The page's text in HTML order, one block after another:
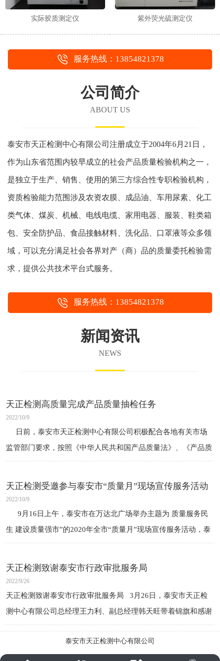
实际胶质测定仪 紫外荧光硫测定仪
服务热线：13854821378
公司简介
ABOUT US
泰安市天正检测中心有限公司注册成立于2004年6月21日，
作为山东省范围内较早成立的社会产品质量检验机构之一，
是独立于生产、销售、使用的第三方综合性专职检验机构，
资质检验能力范围涉及农资农膜、成品油、车用尿素、化工
类气体、煤炭、机械、电线电缆、家用电器、服装、鞋类箱
包、安全防护品、食品接触材料、洗化品、口罩液等众多领
域，可以充分满足社会各界对产（商）品的质量委托检验需
求，提供公共技术平台式服务。
服务热线：13854821378
新闻资讯
NEWS
天正检测高质量完成产品质量抽检任务
2022/10/9
日前，泰安市天正检测中心有限公司积极配合各地有关市场
监管部门要求，按照《中华人民共和国产品质量法》、《产品质
量监督抽查管理暂行办法》等规定，认真准确做好各地市场
天正检测受邀参与泰安市“质量月”现场宣传服务活动
2022/10/9
9月16日上午，泰安市在万达北广场举办主题为 质量服务民
生 建设质量强市”的2020年全市“质量月”现场宣传服务活动，泰
安市天正检测中
天正检测致谢泰安市行政审批服务局
2022/9/26
天正检测致谢泰安市行政审批服务局 3月26日，泰安市天正检
测中心有限公司总经理王力利、副总经理韩天旺带着锦旗和感谢
信，专程赶往泰安市行政审批服务局，向负责实验室审批服务的
泰安市天正检测中心有限公司